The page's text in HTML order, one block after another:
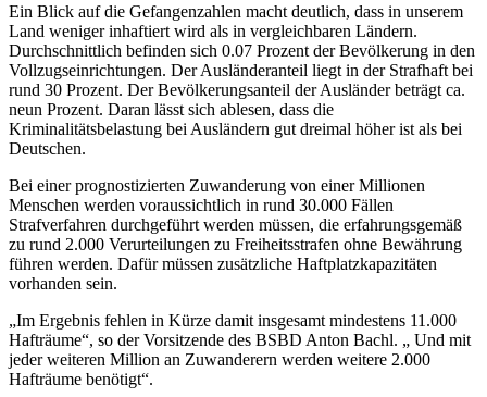
Ein Blick auf die Gefangenzahlen macht deutlich, dass in unserem
Land weniger inhaftiert wird als in vergleichbaren Ländern.
Durchschnittlich befinden sich 0.07 Prozent der Bevölkerung in den
Vollzugseinrichtungen. Der Ausländeranteil liegt in der Strafhaft bei
rund 30 Prozent. Der Bevölkerungsanteil der Ausländer beträgt ca.
neun Prozent. Daran lässt sich ablesen, dass die
Kriminalitätsbelastung bei Ausländern gut dreimal höher ist als bei
Deutschen.
Bei einer prognostizierten Zuwanderung von einer Millionen
Menschen werden voraussichtlich in rund 30.000 Fällen
Strafverfahren durchgeführt werden müssen, die erfahrungsgemäß
zu rund 2.000 Verurteilungen zu Freiheitsstrafen ohne Bewährung
führen werden. Dafür müssen zusätzliche Haftplatzkapazitäten
vorhanden sein.
„Im Ergebnis fehlen in Kürze damit insgesamt mindestens 11.000
Hafträume“, so der Vorsitzende des BSBD Anton Bachl. „ Und mit
jeder weiteren Million an Zuwanderern werden weitere 2.000
Hafträume benötigt“.